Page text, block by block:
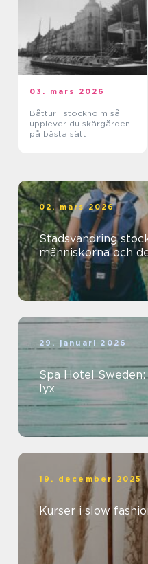
03. mars 2026
Båttur i stockholm så
upplever du skärgården
på bästa sätt
02. mars 2026
Stadsvandring stockholm
människorna och
29. januari 2026
Spa Hotel
lyx
19. december 2025
Kurser i slow